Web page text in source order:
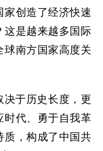
家创造了经济快速
这是越来越多国际
球南方国家高度关
于历史长度，更
时代、勇于自我革
质，构成了中国共